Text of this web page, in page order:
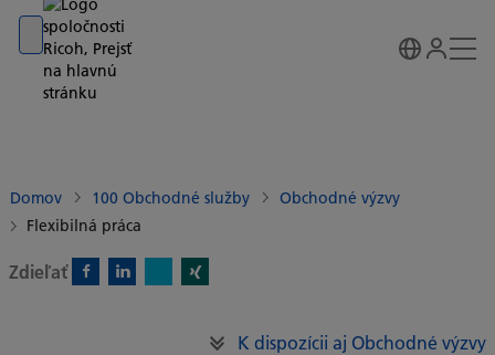
Go to banner
Go to content
Go to footer
Domov 100 Obchodné služby
Obchodné výzvy
Flexibilná práca
Zdieľať
K dispozícii aj Obchodné výzvy